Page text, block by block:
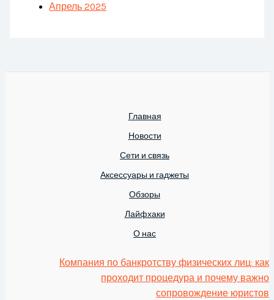
Апрель 2025
Главная
Новости
Сети и связь
Аксессуары и гаджеты
Обзоры
Лайфхаки
О нас
Компания по банкротству физических лиц: как
проходит процедура и почему важно
сопровождение юристов